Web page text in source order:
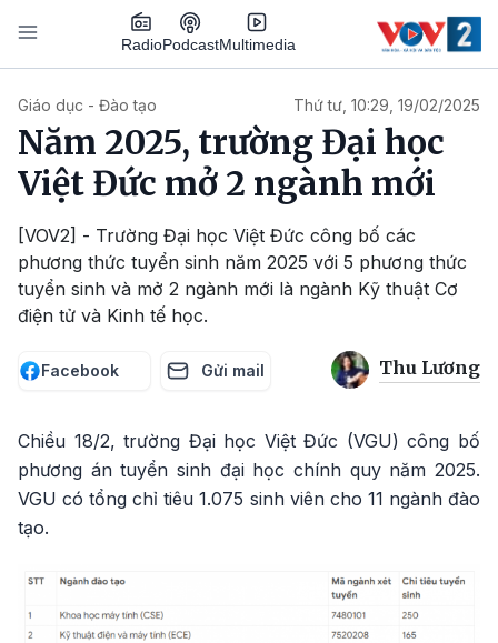
Nhảy đến nội dung
RadioPodcastMultimedia
Giáo dục - Đào tạo Thứ tư, 10:29, 19/02/2025
Năm 2025, trường Đại học
Việt Đức mở 2 ngành mới
[VOV2] - Trường Đại học Việt Đức công bố các
phương thức tuyển sinh năm 2025 với 5 phương thức
tuyển sinh và mở 2 ngành mới là ngành Kỹ thuật Cơ
điện tử và Kinh tế học.
Facebook Gửi mail Thu Lương
Chiều 18/2, trường Đại học Việt Đức (VGU) công bố
phương án tuyển sinh đại học chính quy năm 2025.
VGU có tổng chỉ tiêu 1.075 sinh viên cho 11 ngành đào
tạo.